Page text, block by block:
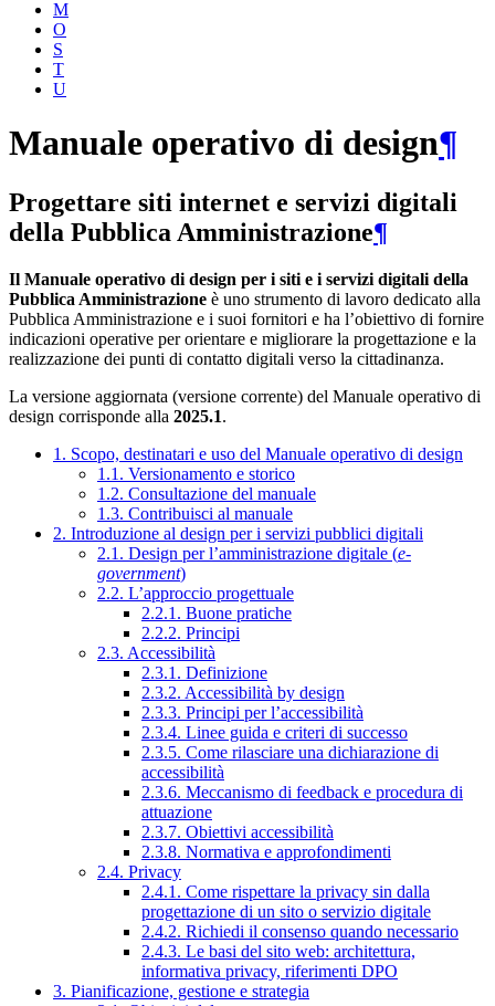
M
O
S
T
U
Manuale operativo di design¶
Progettare siti internet e servizi digitali
della Pubblica Amministrazione¶
Il Manuale operativo di design per i siti e i servizi digitali della
Pubblica Amministrazione è uno strumento di lavoro dedicato alla
Pubblica Amministrazione e i suoi fornitori e ha l’obiettivo di fornire
indicazioni operative per orientare e migliorare la progettazione e la
realizzazione dei punti di contatto digitali verso la cittadinanza.
La versione aggiornata (versione corrente) del Manuale operativo di
design corrisponde alla 2025.1.
1. Scopo, destinatari e uso del Manuale operativo di design
1.1. Versionamento e storico
1.2. Consultazione del manuale
1.3. Contribuisci al manuale
2. Introduzione al design per i servizi pubblici digitali
2.1. Design per l’amministrazione digitale (e-
government)
2.2. L’approccio progettuale
2.2.1. Buone pratiche
2.2.2. Principi
2.3. Accessibilità
2.3.1. Definizione
2.3.2. Accessibilità by design
2.3.3. Principi per l’accessibilità
2.3.4. Linee guida e criteri di successo
2.3.5. Come rilasciare una dichiarazione di
accessibilità
2.3.6. Meccanismo di feedback e procedura di
attuazione
2.3.7. Obiettivi accessibilità
2.3.8. Normativa e approfondimenti
2.4. Privacy
2.4.1. Come rispettare la privacy sin dalla
progettazione di un sito o servizio digitale
2.4.2. Richiedi il consenso quando necessario
2.4.3. Le basi del sito web: architettura,
informativa privacy, riferimenti DPO
3. Pianificazione, gestione e strategia